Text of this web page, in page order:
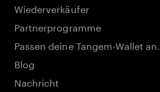
Wiederverkäufer
Partnerprogramme
Passen deine Tangem-Wallet an.
Blog
Nachricht